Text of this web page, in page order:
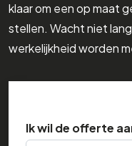
klaar om een op maat
stellen. Wacht niet
werkelijkheid worden
Ik wil de offerte